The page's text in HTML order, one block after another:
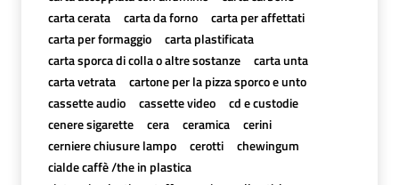
carta cerata
carta da forno
carta per affettati
carta per formaggio
carta plastificata
carta sporca di colla o altre sostanze
carta unta
carta vetrata
cartone per la pizza sporco e unto
cassette audio
cassette video
cd e custodie
cenere sigarette
cera ceramica
cerini
cerniere chiusure lampo
cerotti
chewingum
cialde caffè /the in plastica